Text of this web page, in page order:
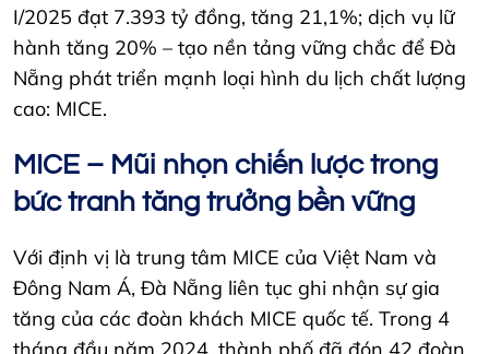
I/2025 đạt 7.393 tỷ đồng, tăng 21,1%; dịch vụ lữ
hành tăng 20% – tạo nền tảng vững chắc để Đà
Nẵng phát triển mạnh loại hình du lịch chất lượng
cao: MICE.
MICE – Mũi nhọn chiến lược trong
bức tranh tăng trưởng bền vững
Với định vị là trung tâm MICE của Việt Nam và
Đông Nam Á, Đà Nẵng liên tục ghi nhận sự gia
tăng của các đoàn khách MICE quốc tế. Trong 4